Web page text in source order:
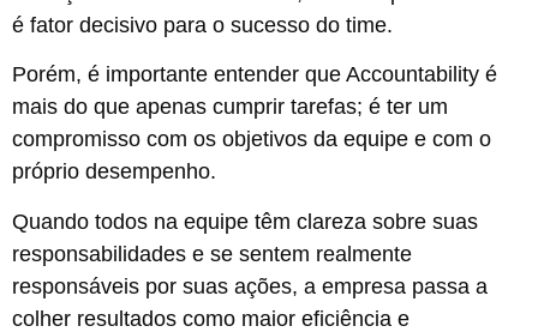
é fator decisivo para o sucesso do time.
Porém, é importante entender que Accountability é
mais do que apenas cumprir tarefas; é ter um
compromisso com os objetivos da equipe e com o
próprio desempenho.
Quando todos na equipe têm clareza sobre suas
responsabilidades e se sentem realmente
responsáveis por suas ações, a empresa passa a
colher resultados como maior eficiência e